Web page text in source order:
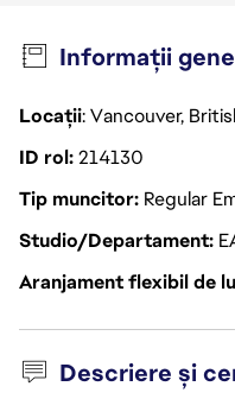
Informații
Locații: Vancouver,
ID rol214130
Tip muncitor Regular
Studio/Departament
Aranjament flexibil de
Descriere și